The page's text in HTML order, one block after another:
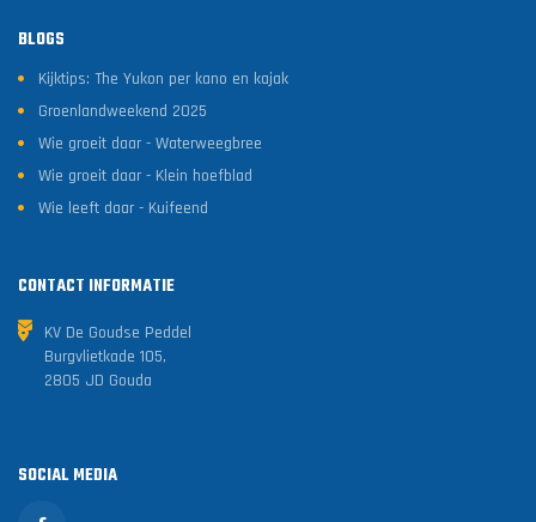
BLOGS
Kijktips: The Yukon per kano en kajak
Groenlandweekend 2025
Wie groeit daar - Waterweegbree
Wie groeit daar - Klein hoefblad
Wie leeft daar - Kuifeend
CONTACT INFORMATIE
KV De Goudse Peddel
Burgvlietkade 105,
2805 JD Gouda
SOCIAL MEDIA